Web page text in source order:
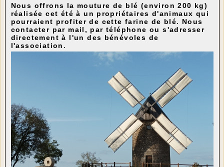
Nous offrons la mouture de blé (environ 200 kg)
réalisée cet été à un propriétaires d'animaux qui
pourraient profiter de cette farine de blé. Nous
contacter par mail, par téléphone ou s'adresser
directement à l'un des bénévoles de
l'association.